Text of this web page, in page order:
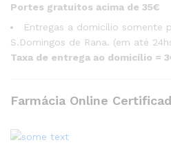
Portes gratuitos acima de 35€
Entregas a domicílio somente
S.Domingos de Rana. (em até
Taxa de entrega ao domicílio =
Farmácia Online